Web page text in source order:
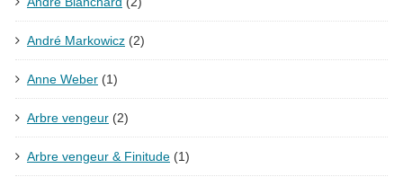
André Markowicz (2)
Anne Weber (1)
Arbre vengeur (2)
Arbre vengeur & Finitude (1)